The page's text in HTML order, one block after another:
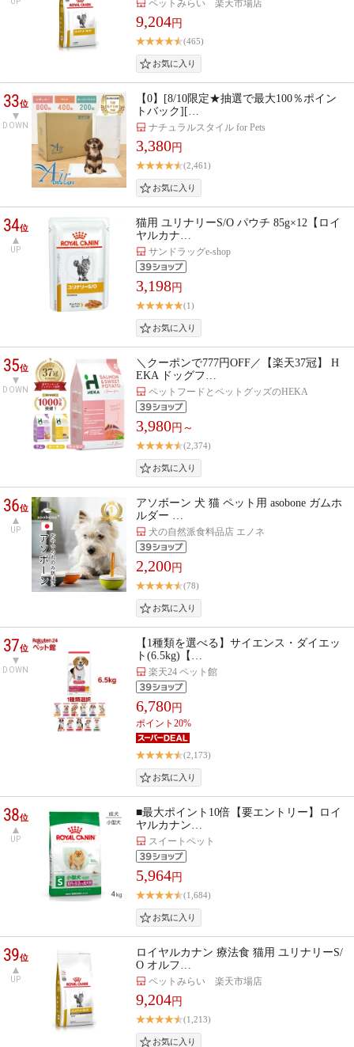
ペットみらい 楽天市場店
9,204円
(465)
33位
DOWN
【0】[8/10限定★抽選で最大100％ポイン
トバック][…
ナチュラルスタイル for Pets
3,380円
(2,461)
34位
UP
猫用 ユリナリーS/O パウチ 85g×12【ロイ
ヤルカナ…
サンドラッグe-shop
3,198円
(1)
35位
DOWN
＼クーポンで777円OFF／【楽天37冠】 H
EKA ドッグフ…
ペットフードとペットグッズのHEKA
3,980円～
(2,374)
36位
UP
アソボーン 犬 猫 ペット用 asobone ガムホ
ルダー …
犬の自然派食料品店 エノネ
2,200円
(78)
37位
DOWN
【1種類を選べる】サイエンス・ダイエッ
ト(6.5kg)【…
楽天24 ペット館
6,780円
ポイント20%
(2,173)
38位
UP
■最大ポイント10倍【要エントリー】ロイ
ヤルカナン…
スイートペット
5,964円
(1,684)
39位
UP
ロイヤルカナン 療法食 猫用 ユリナリーS/
O オルフ…
ペットみらい 楽天市場店
9,204円
(1,213)